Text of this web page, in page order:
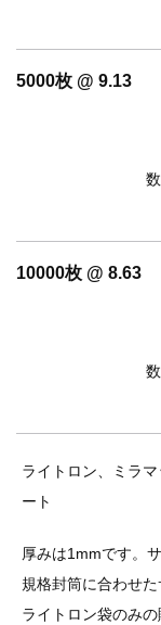
5000枚 @ 9.13
10000枚 @ 8.63
ライトロン、ミラ
ート
厚みは1mmです。
規格封筒に合わせた
ライトロン袋のみ